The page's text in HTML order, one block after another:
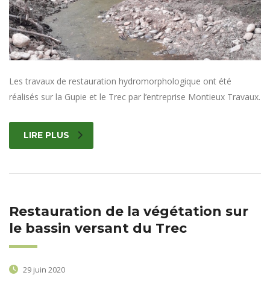
Les travaux de restauration hydromorphologique ont été
réalisés sur la Gupie et le Trec par l’entreprise Montieux Travaux.
LIRE PLUS
Restauration de la végétation sur
le bassin versant du Trec
29 juin 2020